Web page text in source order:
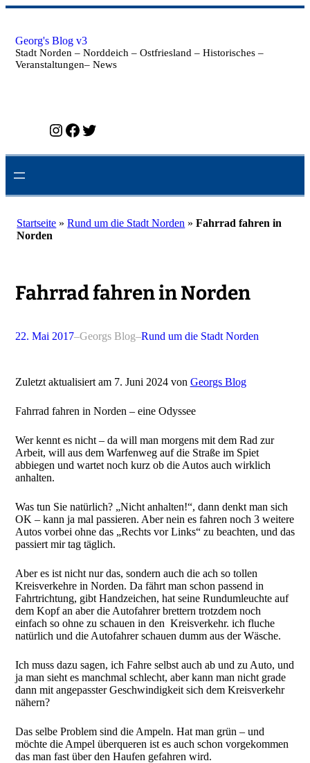
Zum
springen
Georg's Blog v3
Stadt Norden – Norddeich – Ostfriesland – Historisches –
Veranstaltungen– News
Instagram Facebook Twitter
Startseite »Rund um die Stadt Norden »Fahrrad fahren in
Norden
Fahrrad fahren in Norden
22. Mai 2017–Georgs Blog–Rund um die Stadt Norden
Zuletzt aktualisiert am 7. Juni 2024 von Georgs Blog
Fahrrad fahren in Norden – eine Odyssee
Wer kennt es nicht – da will man morgens mit dem Rad zur
Arbeit, will aus dem Warfenweg auf die Straße im Spiet
abbiegen und wartet noch kurz ob die Autos auch wirklich
anhalten.
Was tun Sie natürlich? „Nicht anhalten!“, dann denkt man sich
OK – kann ja mal passieren. Aber nein es fahren noch 3 weitere
Autos vorbei ohne das „Rechts vor Links“ zu beachten, und das
passiert mir tag täglich.
Aber es ist nicht nur das, sondern auch die ach so tollen
Kreisverkehre in Norden. Da fährt man schon passend in
Fahrtrichtung, gibt Handzeichen, hat seine Rundumleuchte auf
dem Kopf an aber die Autofahrer brettern trotzdem noch
einfach so ohne zu schauen in den Kreisverkehr. ich fluche
natürlich und die Autofahrer schauen dumm aus der Wäsche.
Ich muss dazu sagen, ich Fahre selbst auch ab und zu Auto, und
ja man sieht es manchmal schlecht, aber kann man nicht grade
dann mit angepasster Geschwindigkeit sich dem Kreisverkehr
nähern?
Das selbe Problem sind die Ampeln. Hat man grün – und
möchte die Ampel überqueren ist es auch schon vorgekommen
das man fast über den Haufen gefahren wird.